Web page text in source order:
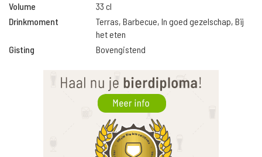
Volume
33 cl
Drinkmoment
Terras, Barbecue, In goed gezelschap, Bij
het eten
Gisting
Bovengistend